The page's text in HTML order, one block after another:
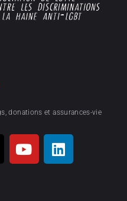
donations et assurances-vie